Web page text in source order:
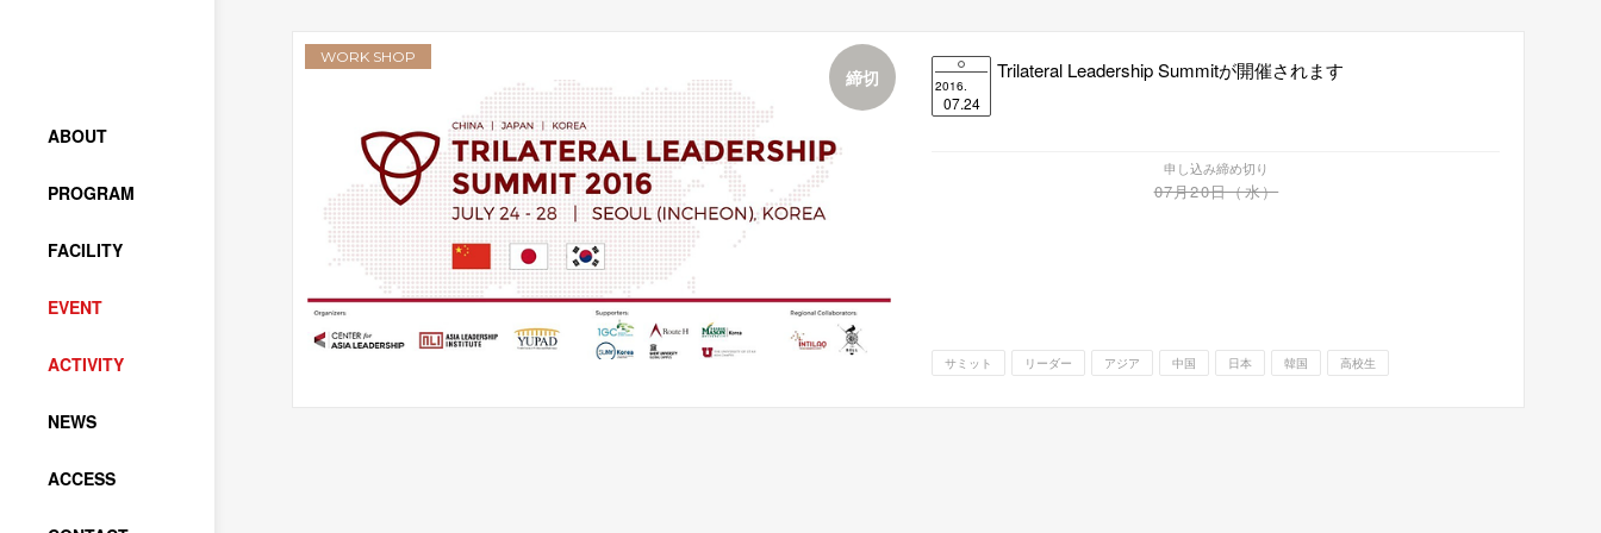
ABOUT
PROGRAM
FACILITY
EVENT
ACTIVITY
NEWS
ACCESS
締切 2016.
07.24
Trilateral Leadership Summitが開催されます
申し込み締め切り
07月20日（水）
WORK SHOP
サミット リーダー アジア 中国 日本 韓国 高校生